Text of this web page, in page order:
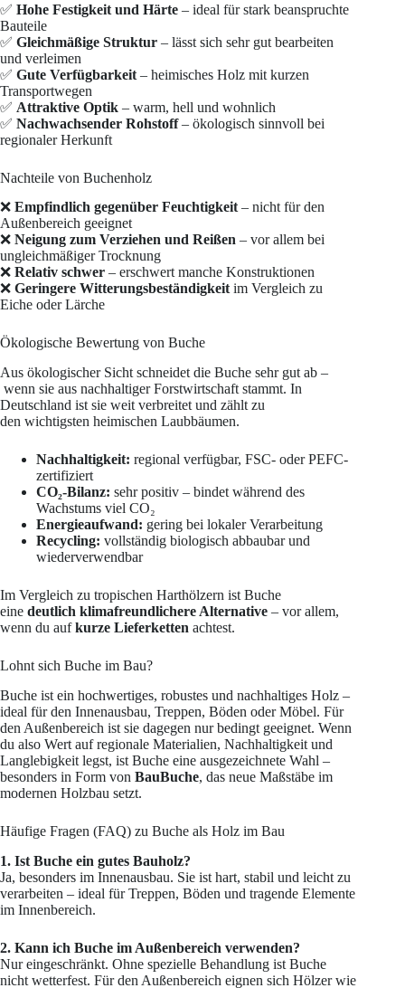
✅ Hohe Festigkeit und Härte – ideal für stark beanspruchte
Bauteile
✅ Gleichmäßige Struktur – lässt sich sehr gut bearbeiten
und verleimen
✅ Gute Verfügbarkeit – heimisches Holz mit kurzen
Transportwegen
✅ Attraktive Optik – warm, hell und wohnlich
✅ Nachwachsender Rohstoff– ökologisch sinnvoll bei
regionaler Herkunft
Nachteile von Buchenholz
❌ Empfindlich gegenüber Feuchtigkeit– nicht für den
Außenbereich geeignet
❌ Neigung zum Verziehen und Reißen – vor allem bei
ungleichmäßiger Trocknung
❌ Relativ schwer – erschwert manche Konstruktionen
❌ Geringere Witterungsbeständigkeitim Vergleich zu
Eiche oder Lärche
Ökologische Bewertung von Buche
Aus ökologischer Sicht schneidet die Buche sehr gut ab –
wenn sie aus nachhaltiger Forstwirtschaft stammt. In
Deutschland ist sie weit verbreitet und zählt zu
den wichtigsten heimischen Laubbäumen.
Nachhaltigkeit: regional verfügbar, FSC- oder PEFC-
zertifiziert
CO₂-Bilanz: sehr positiv – bindet während des
Wachstums viel CO₂
Energieaufwand: gering bei lokaler Verarbeitung
Recycling: vollständig biologisch abbaubar und
wiederverwendbar
Im Vergleich zu tropischen Harthölzern ist Buche
eine deutlich klimafreundlichere Alternative – vor allem,
wenn du aufkurze Lieferketten achtest.
Lohnt sich Buche im Bau?
Buche ist ein hochwertiges, robustes und nachhaltiges Holz –
ideal für den Innenausbau, Treppen, Böden oder Möbel. Für
den Außenbereich ist sie dagegen nur bedingt geeignet. Wenn
du also Wert auf regionale Materialien, Nachhaltigkeit und
Langlebigkeit legst, ist Buche eine ausgezeichnete Wahl –
besonders in Form von BauBuche, das neue Maßstäbe im
modernen Holzbau setzt.
Häufige Fragen (FAQ) zu Buche als Holz im Bau
1. Ist Buche ein gutes Bauholz?
Ja, besonders im Innenausbau. Sie ist hart, stabil und leicht zu
verarbeiten – ideal für Treppen, Böden und tragende Elemente
im Innenbereich.
2. Kann ich Buche im Außenbereich verwenden?
Nur eingeschränkt. Ohne spezielle Behandlung ist Buche
nicht wetterfest. Für den Außenbereich eignen sich Hölzer wie